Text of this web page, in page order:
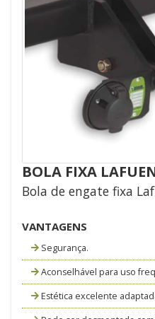
BOLA FIXA
Bola de engate fixa
VANTAGENS
Segurança.
Aconselhável para uso
Estética excelente